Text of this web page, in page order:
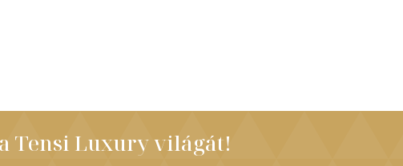
Tensi Luxury világát!